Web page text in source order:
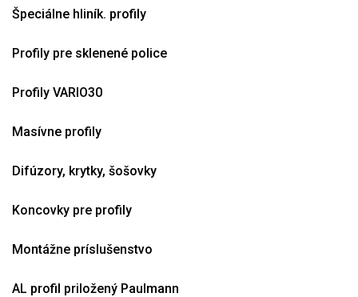
Špeciálne hliník. profily
Profily pre sklenené police
Profily VARIO30
Masívne profily
Difúzory, krytky, šošovky
Koncovky pre profily
Montážne príslušenstvo
AL profil priložený Paulmann